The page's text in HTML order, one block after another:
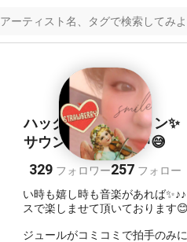
ハックルベリー フィン✨
サウンドお引越し中😅
329 フォロワー257 フォロー
悲しい時も嬉し時も音楽があれば
ペースで楽しませて頂いております
スケジュールがコミコミで拍手のみ